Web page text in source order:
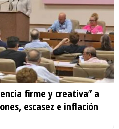
firme y creativa” a
escasez e inflación